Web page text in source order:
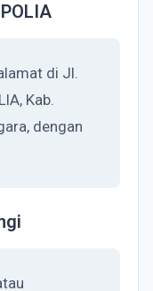
di Jl.
Kab.
dengan